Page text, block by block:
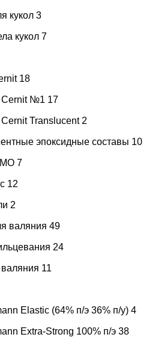
кукол 3
кукол 7
18
Cernit №1 17
Translucent 2
эпоксидные составы 10
7
12
2
валяния 49
24
11
Elastic (64% п/э 36% п/у) 4
Extra-Strong 100% п/э 38